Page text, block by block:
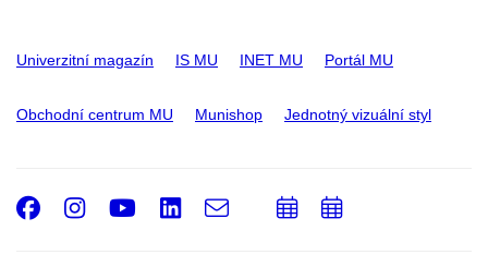
Univerzitní magazín IS MU INET MU Portál MU
Obchodní centrum MU Munishop Jednotný vizuální styl
Facebook
Instagram
Youtube
LinkedIn
e-
PřidatPřidat